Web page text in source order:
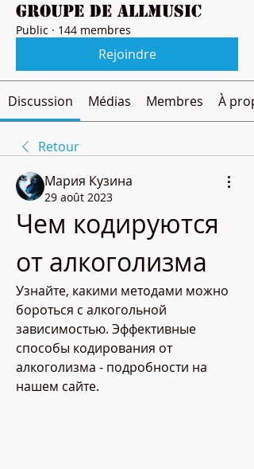
Groupe de Allmusic
Public · 144 membres
Rejoindre
Discussion Médias Membres À
Retour
Мария Кузина
29 août 2023
Чем кодируются
от алкоголизма
Узнайте, какими методами можно
бороться с алкогольной
зависимостью. Эффективные
способы кодирования от
алкоголизма - подробности на
нашем сайте.